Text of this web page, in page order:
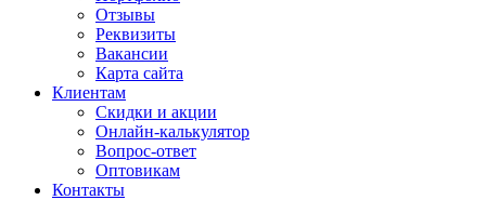
Отзывы
Реквизиты
Вакансии
Карта сайта
Клиентам
Скидки и акции
Онлайн-калькулятор
Вопрос-ответ
Оптовикам
Контакты